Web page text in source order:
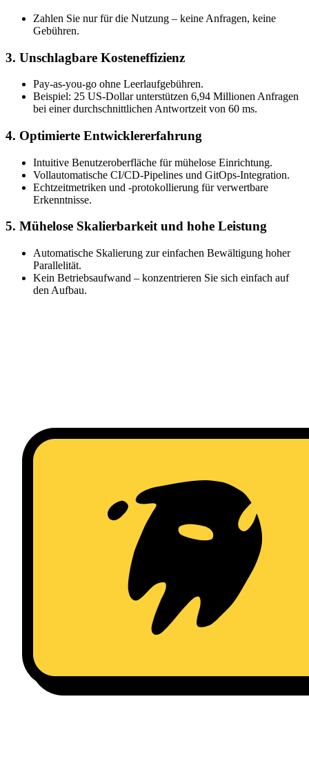
Zahlen Sie nur für die Nutzung – keine Anfragen, keine
Gebühren.
3. Unschlagbare Kosteneffizienz
Pay-as-you-go ohne Leerlaufgebühren.
Beispiel: 25 US-Dollar unterstützen 6,94 Millionen Anfragen
bei einer durchschnittlichen Antwortzeit von 60 ms.
4. Optimierte Entwicklererfahrung
Intuitive Benutzeroberfläche für mühelose Einrichtung.
Vollautomatische CI/CD-Pipelines und GitOps-Integration.
Echtzeitmetriken und -protokollierung für verwertbare
Erkenntnisse.
5. Mühelose Skalierbarkeit und hohe Leistung
Automatische Skalierung zur einfachen Bewältigung hoher
Parallelität.
Kein Betriebsaufwand – konzentrieren Sie sich einfach auf
den Aufbau.